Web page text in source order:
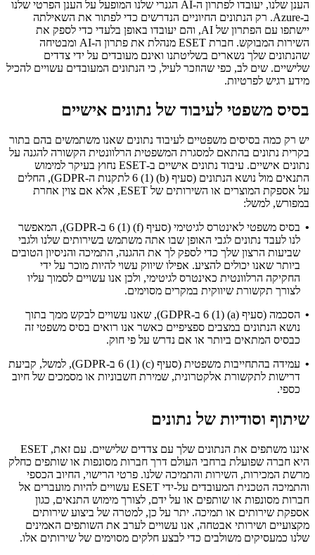
הענן שלנו, יעובדו לפתרון ה-AI הגנרי שלנו המופעל על הענן הפרטי שלנו
ב-Azure. רק הנתונים החיוניים הנדרשים כדי לפתור את השאילתה
יישתפו עם הפתרון של AI, והם יעובדו באופן בלעדי כדי לספק את
השירות המבוקש. חברת ESET מנהלת את פתרון ה-AI ומבטיחה
שהנתונים שלך נשארים בשליטתנו ואינם מעובדים על ידי צדדים
שלישיים. שים לב, כפי שהוזכר לעיל, כי הנתונים המעובדים עשויים להכיל
מידע רגיש לפרטיות.
בסיס משפטי לעיבוד של נתונים אישיים
יש רק כמה בסיסים משפטיים לעיבוד נתונים שאנו משתמשים בהם בתור
בקרית נתונים בהתאם למסגרת המשפטית הרלוונטית הקשורה להגנה על
נתונים אישיים. עיבוד נתונים אישיים ב-ESET נחוץ בעיקר למימוש
התנאים מול נושא הנתונים (סעיף ‎6 (1) (b)‎ לתקנות ה-GDPR), החלים
על אספקת המוצרים או השירותים של ESET, אלא אם צוין אחרת
במפורש, למשל:
•
בסיס משפטי לאינטרס לגיטימי (סעיף ‎6 (1) (f)‎ ב-GDPR), המאפשר
לנו לעבד נתונים לגבי האופן שבו אתה משתמש בשירותים שלנו ולגבי
שביעות הרצון שלך כדי לספק לך את ההגנה, התמיכה והניסיון הטובים
ביותר שאנו יכולים להציע. אפילו שיווק עשוי להיות מוכר על ידי
החקיקה הרלוונטית כאינטרס לגיטימי, ולכן אנו עשויים לסמוך עליו
לצורך תקשורת שיווקית במקרים מסוימים.
•
הסכמה (סעיף ‎6 (1) (a)‎ ב-GDPR), שאנו עשויים לבקש ממך בתוך
נושא הנתונים במצבים ספציפיים כאשר אנו רואים בסיס משפטי זה
כבסיס המתאים ביותר או אם נדרש על פי חוק.
•
עמידה בהתחייבות משפטית (סעיף ‎6 (1) (c)‎ ב-GDPR), למשל, קביעת
דרישות לתקשורת אלקטרונית, שמירת חשבוניות או מסמכים של חיוב
כספי.
שיתוף וסודיות של נתונים
איננו משתפים את הנתונים שלך עם צדדים שלישיים. עם זאת, ESET
היא חברה שפועלת ברחבי העולם דרך חברות מסונפות או שותפים כחלק
מרשת המכירות, השירות והתמיכה שלנו. פרטי הרישוי, החיוב הכספי
והתמיכה הטכנית המעובדים על-ידי ESET עשויים להיות מועברים אל
חברות מסונפות או שותפים או על ידם, לצורך מימוש התנאים, כגון
אספקת שירותים או תמיכה. יתר על כן, למטרה של ביצוע שירותים
מקצועיים ושירותי אבטחה, אנו עשויים לערב את השותפים האמינים
שלנו כמעסיקים משולבים כדי לבצע חלקים מסוימים של שירותים אלו.